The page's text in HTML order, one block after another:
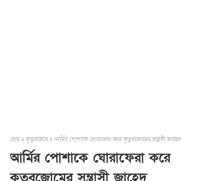
হোম কুতুবজোম আর্মির পোশাকে ঘোরাফেরা করে কুতুবজোমের সন্ত্রাসী জাহেদ
আর্মির পোশাকে ঘোরাফেরা করে